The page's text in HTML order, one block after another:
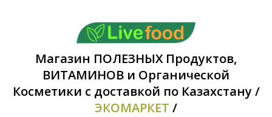
Магазин ПОЛЕЗНЫХ Продуктов,
ВИТАМИНОВ и Органической
Косметики с доставкой по Казахстану /
ЭКОМАРКЕТ /